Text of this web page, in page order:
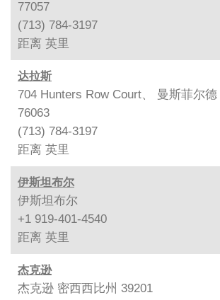
77057
(713) 784-3197
距离 英里
达拉斯
704 Hunters Row Court、 曼斯菲尔德
76063
(713) 784-3197
距离 英里
伊斯坦布尔
伊斯坦布尔
+1 919-401-4540
距离 英里
杰克逊
杰克逊 密西西比州 39201